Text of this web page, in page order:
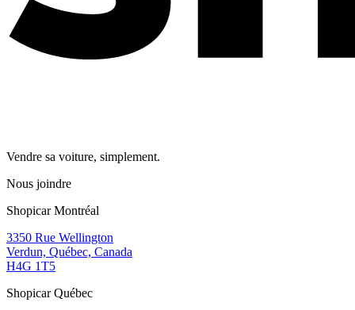
Vendre sa voiture, simplement.
Nous joindre
Shopicar Montréal
3350 Rue Wellington
Verdun, Québec, Canada
H4G 1T5
Shopicar Québec